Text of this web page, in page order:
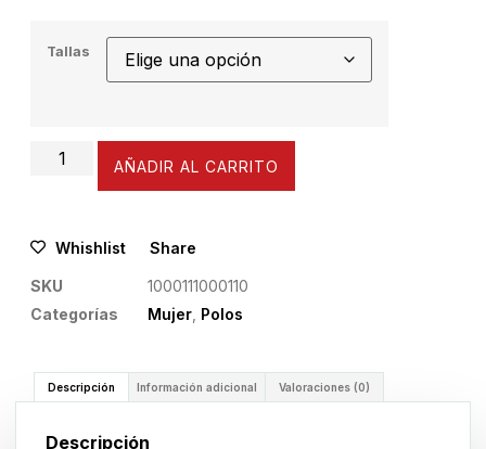
Tallas
AÑADIR AL CARRITO
Whishlist Share
SKU
1000111000110
Categorías
Mujer Polos
Descripción Información adicional Valoraciones (0)
Descripción